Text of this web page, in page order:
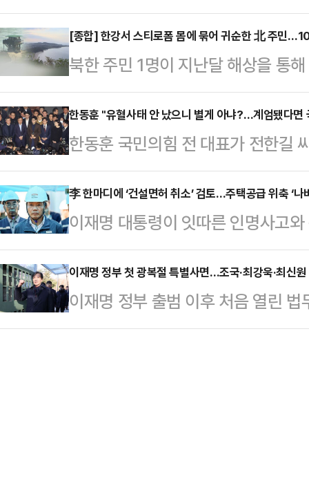
나의 과한 노출 의상이 화제의 중
에 따르면 엘레오노라 인카르도나
스타디움에서 열린 PSG와 바이에
착용했다.공개된 사진에 따르면 인
트와 브라톱 차림(사진 왼쪽)으로
셜미디어(SNS)에 공유돼 화제를
태의 상의 차림은 과하…
[종합] 한강서 스티로폼 몸에 묶어 귀순한 北 주민
북한 주민 1명이 지난달 해상을 통
참모본부는 지난달 31일 북한 주민
다고 7일 밝혔다.군 당국은 지난달
인원을 발견한 뒤 10여시간에 걸쳐
다음 날인 31일 오전 4시께 군 당
구조 지점의 수심은 11m였고, 간조
알려졌다.군 소식통에 따르면 해당
해상에서 스…
한동훈 "유혈사태 안 났으니 별게 아냐?…계엄됐다면
한동훈 국민의힘 전 대표가 전한길
대통령의 12·3 비상계엄 선포로 인
다고 발언한 김문수 당대표 후보의
모 국민저항으로 정권은 전복되고
침을 가했다.한동훈 전 대표는 7일
안 난 것'이지, '유혈사태가 안 났으
다"라고 강조했다. 한 전 대표는 지
국회 본회…
李 한마디에 ‘건설면허 취소’ 검토…주택공급 위축 ‘나
이재명 대통령이 잇따른 인명사고
검토를 지시하자 건설업계가 당혹
라는 취지에는 공감하지만 그 결과
기다.특히 대통령의 ‘일벌백계’ 방
되자 업계에서는 “이런 식이면 누
이재명 정부 첫 광복절 특별사면…조국·최강욱·최신
이재명 정부 출범 이후 처음 열린
사면 명단에 조국 조국혁신당 전 대